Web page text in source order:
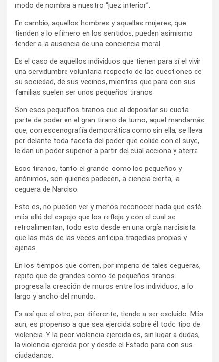
modo de nombra a nuestro “juez interior”.
En cambio, aquellos hombres y aquellas mujeres, que
tienden a lo efímero en los sentidos, pueden asimismo
tender a la ausencia de una conciencia moral.
Es el caso de aquellos individuos que tienen para sí el vivir
una servidumbre voluntaria respecto de las cuestiones de
su sociedad, de sus vecinos, mientras que para con sus
familias suelen ser unos pequeños tiranos.
Son esos pequeños tiranos que al depositar su cuota
parte de poder en el gran tirano de turno, aquel mandamás
que, con escenografía democrática como sin ella, se lleva
por delante toda faceta del poder que colide con el suyo,
le dan un poder superior a partir del cual acciona y aterra.
Esos tiranos, tanto el grande, como los pequeños y
anónimos, son quienes padecen, a ciencia cierta, la
ceguera de Narciso.
Esto es, no pueden ver y menos reconocer nada que esté
más allá del espejo que los refleja y con el cual se
retroalimentan, todo esto desde en una orgía narcisista
que las más de las veces anticipa tragedias propias y
ajenas.
En los tiempos que corren, por imperio de tales cegueras,
repito que de grandes como de pequeños tiranos,
progresa la creación de muros entre los individuos, a lo
largo y ancho del mundo.
Es así que el otro, por diferente, tiende a ser excluido. Más
aun, es propenso a que sea ejercida sobre él todo tipo de
violencia. Y la peor violencia ejercida es, sin lugar a dudas,
la violencia ejercida por y desde el Estado para con sus
ciudadanos.